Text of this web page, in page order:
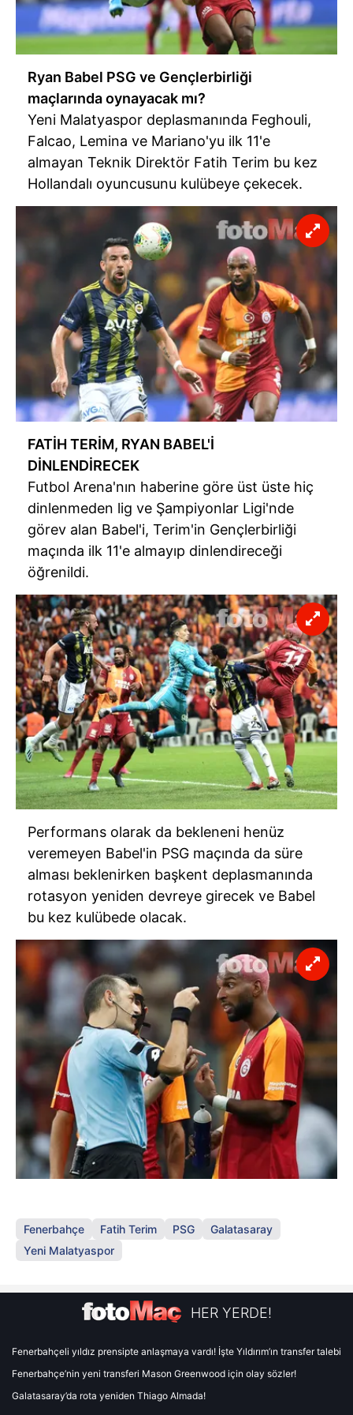
Ryan Babel PSG ve Gençlerbirliği
maçlarında oynayacak mı?
Yeni Malatyaspor deplasmanında Feghouli,
Falcao, Lemina ve Mariano'yu ilk 11'e
almayan Teknik Direktör Fatih Terim bu kez
Hollandalı oyuncusunu kulübeye çekecek.
FATİH TERİM, RYAN BABEL'İ
DİNLENDİRECEK
Futbol Arena'nın haberine göre üst üste hiç
dinlenmeden lig ve Şampiyonlar Ligi'nde
görev alan Babel'i, Terim'in Gençlerbirliği
maçında ilk 11'e almayıp dinlendireceği
öğrenildi.
Performans olarak da bekleneni henüz
veremeyen Babel'in PSG maçında da süre
alması beklenirken başkent deplasmanında
rotasyon yeniden devreye girecek ve Babel
bu kez kulübede olacak.
Fenerbahçe Fatih Terim PSG
Galatasaray
Yeni Malatyaspor
HER YERDE!
Fenerbahçeli yıldız prensipte anlaşmaya vardı! İşte Yıldırım’ın transfer talebi
Fenerbahçe’nin yeni transferi Mason Greenwood için olay sözler!
Galatasaray’da rota yeniden Thiago Almada!